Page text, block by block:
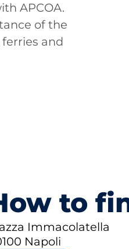
APCOA.
of the
and
to
Immacolatella
Napoli